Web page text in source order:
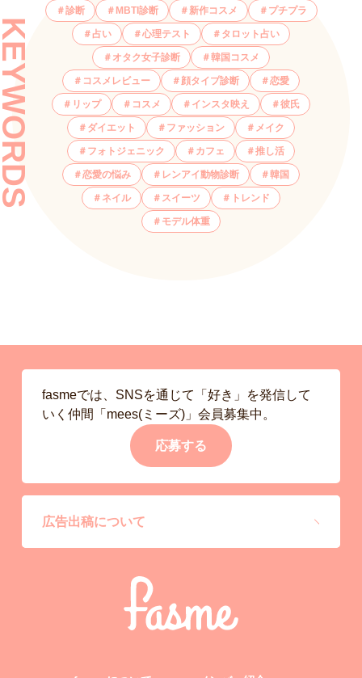
診断 MBTI診断 新作コスメ プチプラ
占い 心理テスト タロット占い
オタク女子診断 韓国コスメ
コスメレビュー 顔タイプ診断 恋愛
リップ コスメ インスタ映え 彼氏
ダイエット ファッション メイク
フォトジェニック カフェ 推し活
恋愛の悩み レンアイ動物診断 韓国
ネイル スイーツ トレンド
モデル体重
fasmeでは、SNSを通じて「好き」を発信して
いく仲間「mees(ミーズ)」会員募集中。
応募する
広告出稿について